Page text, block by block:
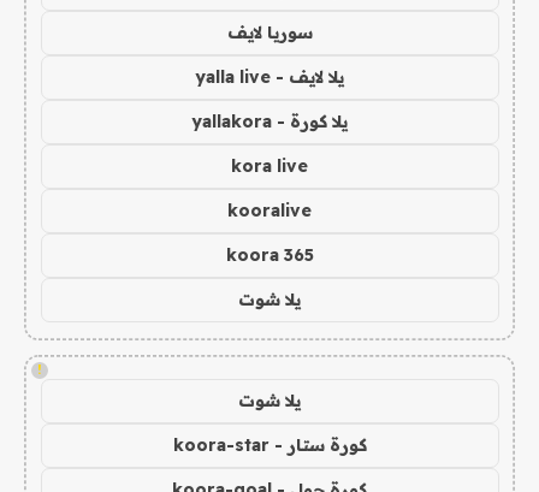
سوريا لايف
يلا لايف - yalla live
يلا كورة - yallakora
kora live
kooralive
koora 365
يلا شوت
!
يلا شوت
كورة ستار - koora-star